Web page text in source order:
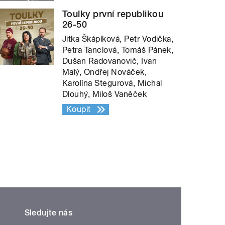
Toulky první republikou
26-50
Jitka Škápíková, Petr Vodička,
Petra Tanclová, Tomáš Pánek,
Dušan Radovanovič, Ivan
Malý, Ondřej Nováček,
Karolína Stegurová, Michal
Dlouhý, Miloš Vaněček
Koupit
Sledujte nás